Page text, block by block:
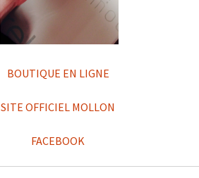
BOUTIQUE EN LIGNE
SITE OFFICIEL MOLLON
FACEBOOK